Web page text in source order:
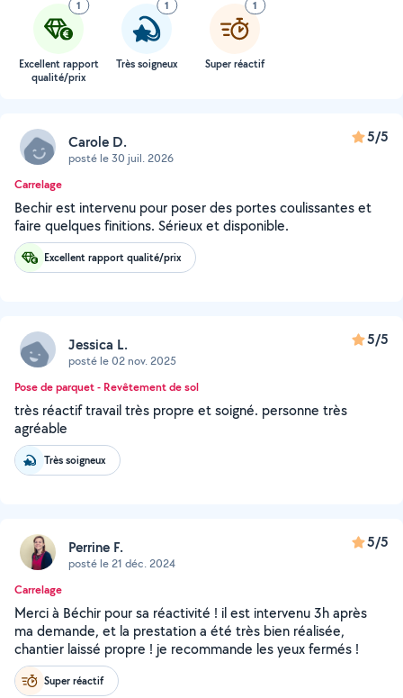
1
Excellent rapport
qualité/prix
1
Très soigneux
1
Super réactif
Carole D.
posté le 30 juil. 2026
5/5
Carrelage
Bechir est intervenu pour poser des portes coulissantes et
faire quelques finitions. Sérieux et disponible.
Excellent rapport qualité/prix
Jessica L.
posté le 02 nov. 2025
5/5
Pose de parquet - Revêtement de sol
très réactif travail très propre et soigné. personne très
agréable
Très soigneux
Perrine F.
posté le 21 déc. 2024
5/5
Carrelage
Merci à Béchir pour sa réactivité ! il est intervenu 3h après
ma demande, et la prestation a été très bien réalisée,
chantier laissé propre ! je recommande les yeux fermés !
Super réactif